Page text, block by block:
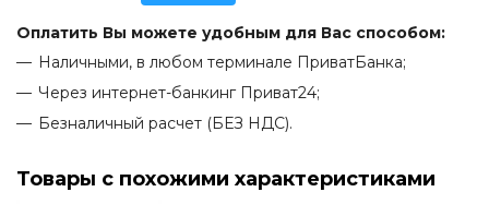
Оплатить Вы можете удобным для Вас способом:
Наличными, в любом терминале ПриватБанка;
Через интернет-банкинг Приват24;
Безналичный расчет (БЕЗ НДС).
Товары с похожими характеристиками